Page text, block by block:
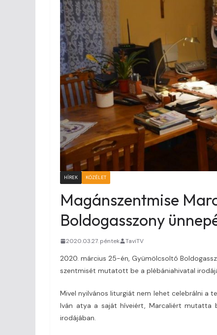
HÍREK KÖZÉLET
Magánszentmise
Boldogasszony
2020.03.27. péntek TaviTV
2020. március 25-én, Gyümölcsoltó
szentmisét mutatott be a plébániahivatal
Mivel nyilvános liturgiát nem lehet celebrálni a
Iván atya a saját híveiért, Marcaliért mutatta
irodájában.